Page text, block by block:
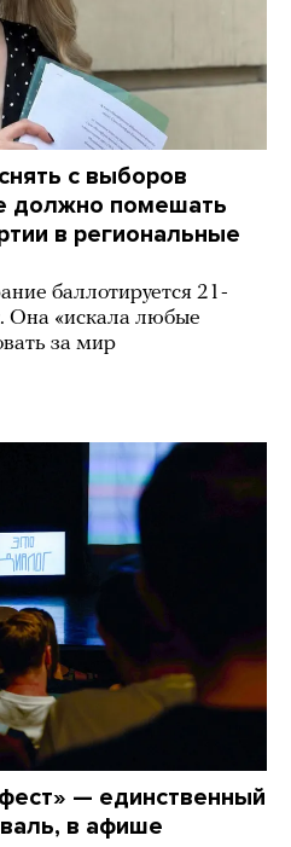
с выборов
должно помешать
в региональные
баллотируется 21-
Она «искала любые
за мир
— единственный
в афише